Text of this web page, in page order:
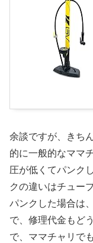
余談ですが、きち
的に一般的なママ
圧が低くてパンク
クの違いはチュー
パンクした場合は
で、修理代金もど
で、ママチャリで